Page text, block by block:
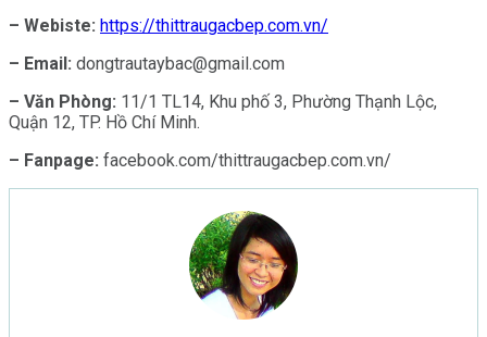
– Webiste: https://thittraugacbep.com.vn/
– Email: dongtrautaybac@gmail.com
– Văn Phòng: 11/1 TL14, Khu phố 3, Phường Thạnh Lộc,
Quận 12, TP. Hồ Chí Minh.
– Fanpage: facebook.com/thittraugacbep.com.vn/